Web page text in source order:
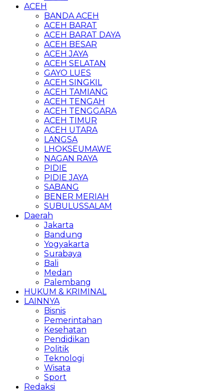
ACEH
BANDA ACEH
ACEH BARAT
ACEH BARAT DAYA
ACEH BESAR
ACEH JAYA
ACEH SELATAN
GAYO LUES
ACEH SINGKIL
ACEH TAMIANG
ACEH TENGAH
ACEH TENGGARA
ACEH TIMUR
ACEH UTARA
LANGSA
LHOKSEUMAWE
NAGAN RAYA
PIDIE
PIDIE JAYA
SABANG
BENER MERIAH
SUBULUSSALAM
Daerah
Jakarta
Bandung
Yogyakarta
Surabaya
Bali
Medan
Palembang
HUKUM & KRIMINAL
LAINNYA
Bisnis
Pemerintahan
Kesehatan
Pendidikan
Politik
Teknologi
Wisata
Sport
Redaksi